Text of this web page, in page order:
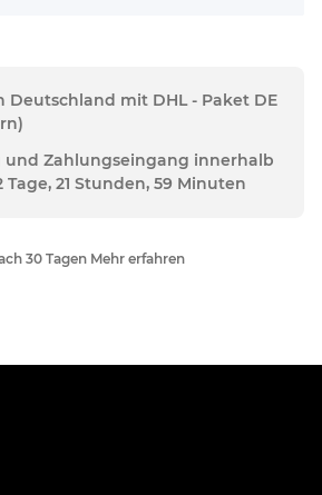
Deutschland mit DHL - Paket DE
und Zahlungseingang innerhalb
21 Stunden, 59 Minuten
30 Tagen Mehr erfahren